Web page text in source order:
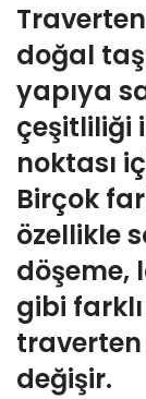
doğal
yapıya
çeşitliliği
noktası
Birçok
özellikle
döşeme,
gibi
değişir.